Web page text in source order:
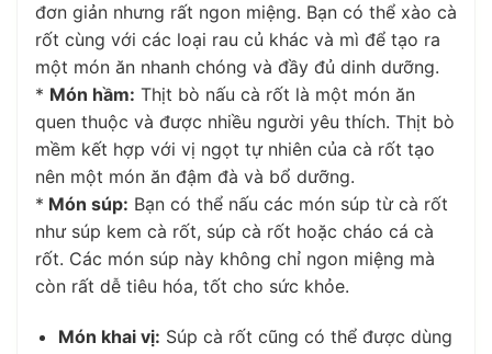
đơn giản nhưng rất ngon miệng. Bạn có thể xào cà
rốt cùng với các loại rau củ khác và mì để tạo ra
một món ăn nhanh chóng và đầy đủ dinh dưỡng.
* Món hầm: Thịt bò nấu cà rốt là một món ăn
quen thuộc và được nhiều người yêu thích. Thịt bò
mềm kết hợp với vị ngọt tự nhiên của cà rốt tạo
nên một món ăn đậm đà và bổ dưỡng.
* Món súp: Bạn có thể nấu các món súp từ cà rốt
như súp kem cà rốt, súp cà rốt hoặc cháo cá cà
rốt. Các món súp này không chỉ ngon miệng mà
còn rất dễ tiêu hóa, tốt cho sức khỏe.
Món khai vị: Súp cà rốt cũng có thể được dùng